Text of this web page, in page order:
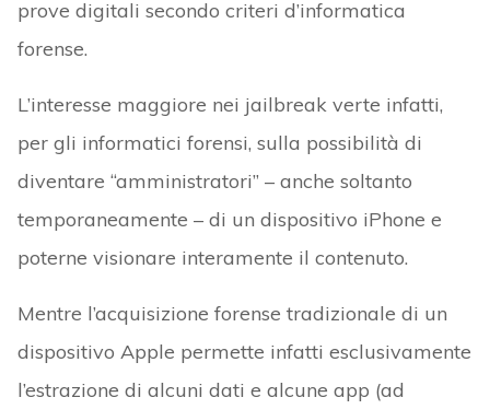
prove digitali secondo criteri d’informatica
forense.
L’interesse maggiore nei jailbreak verte infatti,
per gli informatici forensi, sulla possibilità di
diventare “amministratori” – anche soltanto
temporaneamente – di un dispositivo iPhone e
poterne visionare interamente il contenuto.
Mentre l’acquisizione forense tradizionale di un
dispositivo Apple permette infatti esclusivamente
l’estrazione di alcuni dati e alcune app (ad